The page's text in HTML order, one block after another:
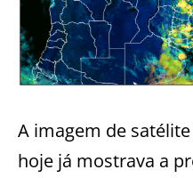
A imagem de
hoje já mostrava a